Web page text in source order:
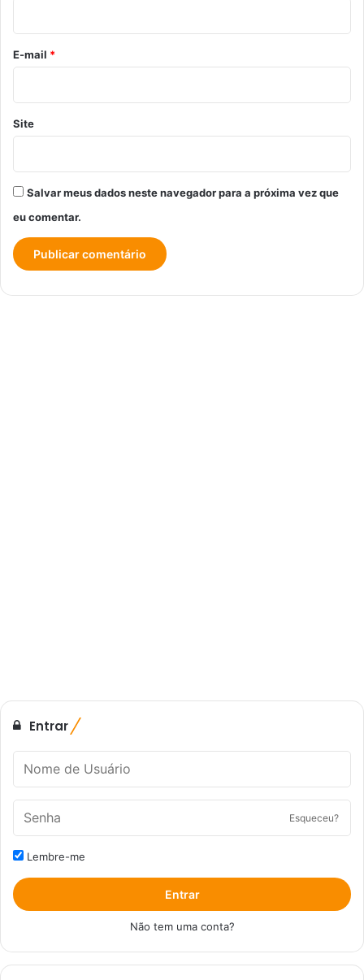
o
*
E-mail *
Site
Salvar meus dados neste navegador para a próxima vez que
eu comentar.
Entrar
Esqueceu?
Lembre-me
Entrar
Não tem uma conta?